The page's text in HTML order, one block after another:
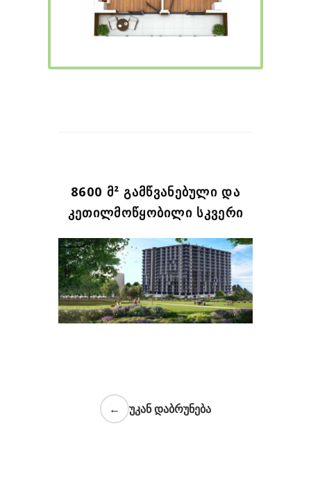
8600 Მ² ᲒᲐᲛᲬᲕᲐᲜᲔᲑᲣᲚᲘ ᲓᲐ
ᲙᲔᲗᲘᲚᲛᲝᲬᲧᲝᲑᲘᲚᲘ ᲡᲙᲕᲔᲠᲘ
← უკან დაბრუნება